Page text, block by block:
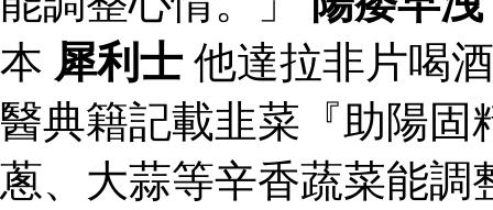
本 犀利士 他達拉非片喝
醫典籍記載韭菜『助陽固
蔥、大蒜等辛香蔬菜能